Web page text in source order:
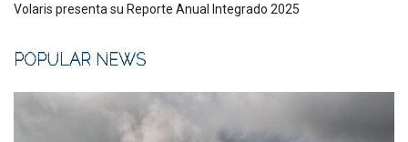
Volaris presenta su Reporte Anual Integrado 2025
POPULAR NEWS